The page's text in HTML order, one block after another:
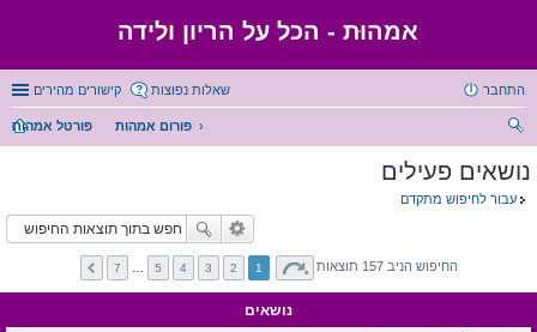
אמהוּת - הכל על הריון ולידה
קישורים מהירים שאלות נפוצות התחבר
פורטל אמהות
פורום אמהות
ש
נושאים פעילים
עבור לחיפוש מתקדם
החיפוש הניב 157 תוצאות 1
2
3
4
5
7
נושאים